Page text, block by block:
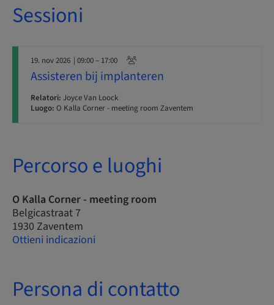
Sessioni
19. nov 2026 | 09:00 – 17:00
Assisteren bij implanteren
Relatori: Joyce Van Loock
Luogo: O Kalla Corner - meeting room Zaventem
Percorso e luoghi
O Kalla Corner - meeting room
Belgicastraat 7
1930 Zaventem
Ottieni indicazioni
Persona di contatto